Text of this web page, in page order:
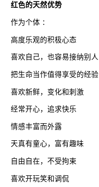
红色的天然优势
作为个体 ：
高度乐观的积极心态
喜欢自己，也容易接纳别人
把生命当作值得享受的经验
喜欢新鲜，变化和刺激
经常开心，追求快乐
情感丰富而外露
天真有童心，富有趣味
自由自在，不受拘束
喜欢开玩笑和调侃